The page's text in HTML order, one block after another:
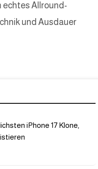
echtes Allround-
und Ausdauer
iPhone 17 Klone,